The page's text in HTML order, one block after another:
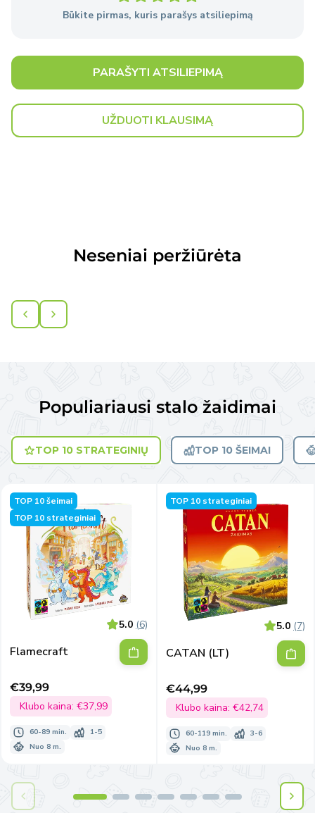
Išsami informacijaapie pristatymo sąlygas.
Būkite pirmas, kuris parašys atsiliepimą
PARAŠYTI ATSILIEPIMĄ
UŽDUOTI KLAUSIMĄ
Neseniai peržiūrėta
Populiariausi stalo žaidimai
TOP 10 STRATEGINIŲ TOP 10 ŠEIMAI
TOP 10 šeimai
TOP 10 strateginiai
5.0 (6)
Flamecraft
Išpardavimo
kaina
€39,99
Klubo kaina: €37,99
60-89 min.
1-5
Nuo 8 m.
TOP 10 strateginiai
5.0 (7)
CATAN (LT)
Išpardavimo
kaina
€44,99
Klubo kaina: €42,74
60-119 min.
3-6
Nuo 8 m.